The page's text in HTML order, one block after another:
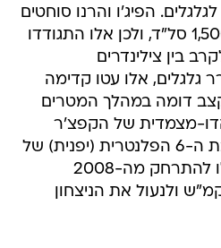
הפיג'ו והרנו סוחטים
כ-20 קג"מ מ-1,500-2000 סל"ד, ולכן אלו התגודדו
בין צילינדרים
גלגלים, אלו עטו קדימה
דומה במהלך המטרים
מצמדית של הקפצ'ר
דפדפה מהר יותר מתיבת ה-6 הפלנטרית (יפנית) של
הפיג'ו, ועל כן אפשרה לו להתרחק מה-2008
נשקה ל-80 קמ"ש ולנעול את הניצחון